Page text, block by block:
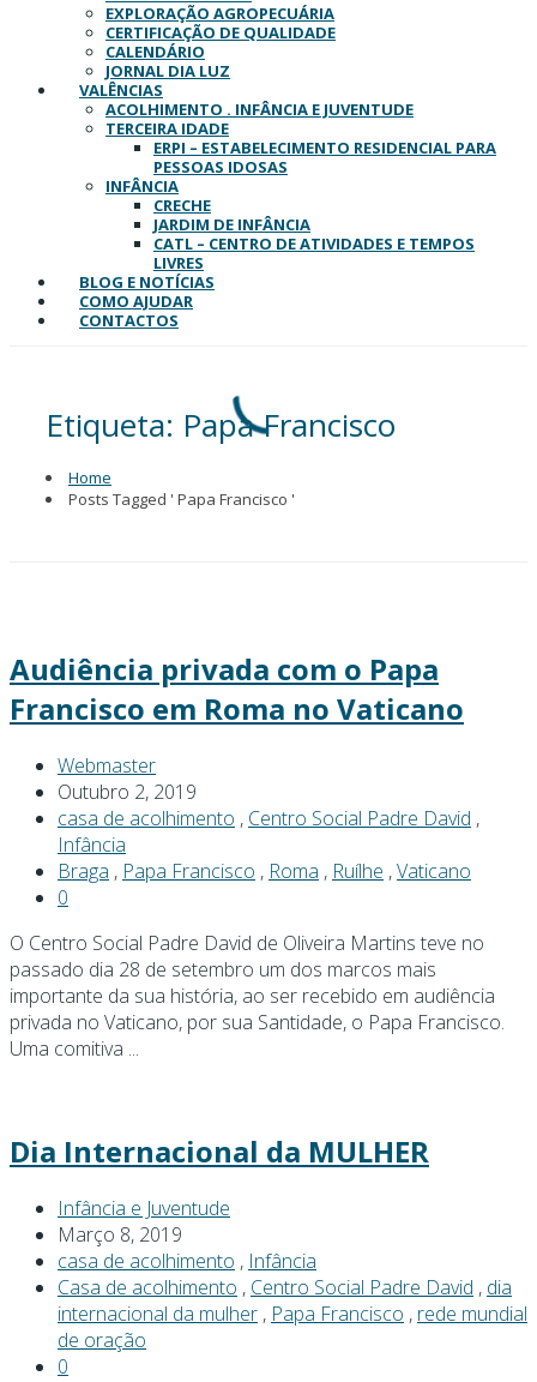
EXPLORAÇÃO AGROPECUÁRIA
CERTIFICAÇÃO DE QUALIDADE
CALENDÁRIO
JORNAL DIA LUZ
VALÊNCIAS
ACOLHIMENTO . INFÂNCIA E JUVENTUDE
TERCEIRA IDADE
ERPI – ESTABELECIMENTO RESIDENCIAL PARA
PESSOAS IDOSAS
INFÂNCIA
CRECHE
JARDIM DE INFÂNCIA
CATL – CENTRO DE ATIVIDADES E TEMPOS
LIVRES
BLOG E NOTÍCIAS
COMO AJUDAR
CONTACTOS
Etiqueta: Papa Francisco
Home
Posts Tagged ' Papa Francisco '
Audiência privada com o Papa
Francisco em Roma no Vaticano
Webmaster
Outubro 2, 2019
casa de acolhimento , Centro Social Padre David ,
Infância
Braga , Papa Francisco , Roma , Ruílhe ,Vaticano
0
O Centro Social Padre David de Oliveira Martins teve no
passado dia 28 de setembro um dos marcos mais
importante da sua história, ao ser recebido em audiência
privada no Vaticano, por sua Santidade, o Papa Francisco.
Uma comitiva ...
Dia Internacional da MULHER
Infância e Juventude
Março 8, 2019
casa de acolhimento , Infância
Casa de acolhimento , Centro Social Padre David , dia
internacional da mulher , Papa Francisco , rede mundial
de oração
0